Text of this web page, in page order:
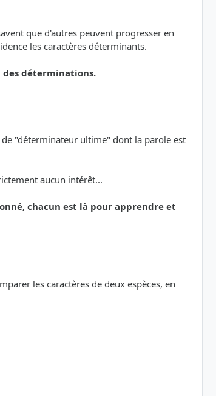
que d'autres peuvent progresser en
les caractères déterminants.
déterminations.
"déterminateur ultime" dont la parole est
aucun intérêt...
chacun est là pour apprendre et
les caractères de deux espèces, en